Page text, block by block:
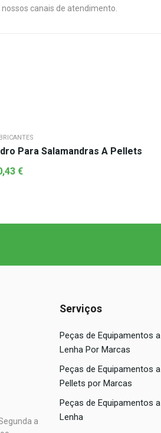
canais de atendimento.
Para Salamandras A Pellets
€
a
Serviços
Peças de Equipamentos a
Lenha Por Marcas
Peças de Equipamentos a
Pellets por Marcas
Peças de Equipamentos a
Lenha